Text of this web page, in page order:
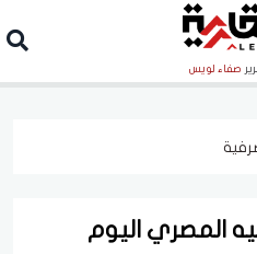
صفاء لويس
المصري اليوم